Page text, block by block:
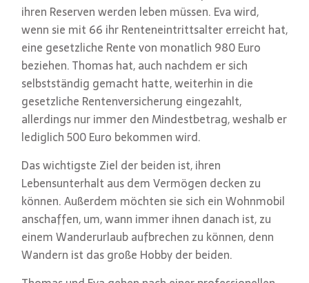
ihren Reserven werden leben müssen. Eva wird,
wenn sie mit 66 ihr Renteneintrittsalter erreicht hat,
eine gesetzliche Rente von monatlich 980 Euro
beziehen. Thomas hat, auch nachdem er sich
selbstständig gemacht hatte, weiterhin in die
gesetzliche Rentenversicherung eingezahlt,
allerdings nur immer den Mindestbetrag, weshalb er
lediglich 500 Euro bekommen wird.
Das wichtigste Ziel der beiden ist, ihren
Lebensunterhalt aus dem Vermögen decken zu
können. Außerdem möchten sie sich ein Wohnmobil
anschaffen, um, wann immer ihnen danach ist, zu
einem Wanderurlaub aufbrechen zu können, denn
Wandern ist das große Hobby der beiden.